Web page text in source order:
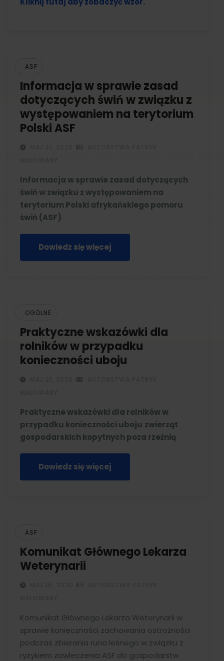
ASF
Informacja w sprawie zasad
dotyczących świń w związku z
występowaniem na terytorium
Polski ASF
Informacja w sprawie zasad dotyczących
świń w związku z występowaniem na
terytorium Polski afrykańskiego pomoru
świń (ASF)
Dowiedz się więcej
OGÓLNE
Praktyczne wskazówki dla
rolników w przypadku
konieczności uboju
Praktyczne wskazówki dla rolników w
przypadku konieczności uboju zwierząt
gospodarskich kopytnych poza rzeźnią
Dowiedz się więcej
ASF
Komunikat Głównego Lekarza
Weterynarii
Komunikat Głównego Lekarza Weterynarii w
sprawie konieczności zachowania ostrożności
podczas zbierania runa leśnego w związku z
ryzykiem zawleczenia ASF do gospodarstw
wszystkie podmioty utrzymujące zwierzęta, z wyłączeniem
w Powiatowym Inspektoracie Weterynarii w Tczewie,
Weterynaryjnego Numeru Identyfikacyjnego (WNI